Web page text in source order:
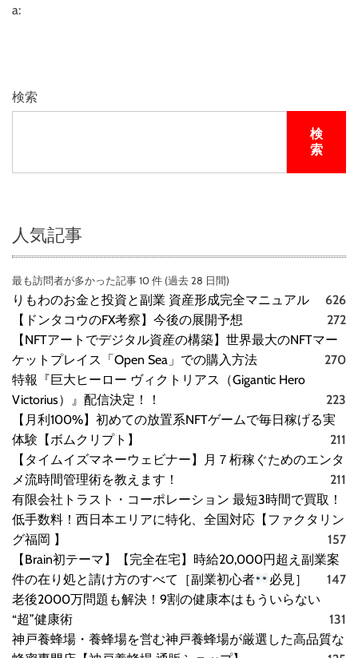
a:
検索
検
索
人気記事
最も訪問者が多かった記事 10 件 (過去 28 日間)
りもわのお金と投資と副業 資産形成完全マニュアル
626
【ドンタコウのFX考察】今後の展開予想
272
【NFTアートでデジタル資産の構築】世界最大のNFTマー
ケットプレイス「Open Sea」での購入方法
270
特報『巨大ヒーロー ヴィクトリアス（Gigantic Hero
Victorius）』配信決定！！
223
【月利100%】初めての放置系NFTゲームで毎日稼げる実
体験【ボムクリプト】
211
【タイムイズマネーウェビナー】月７桁稼ぐためのエンタ
メ流時間管理術を教えます！
211
有限会社トラスト・コーポレーション 最短3時間で買取！
低手数料！西日本エリアに特化、全国対応【ファクタリン
グ福岡 】
157
【Brain初テーマ】【完全在宅】時給20,000円超え副業案
件の在り処と請け方のすべて［副業初心者
必見］
147
老後2000万問題も解決！9割の健康本はもういらない
“超”健康術
131
神戸養蜂場・養蜂場を営む神戸養蜂場が厳選した高品質な